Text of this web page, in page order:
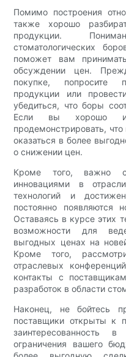
Помимо построения
также хорошо
продукции.
стоматологических
поможет вам
обсуждении цен.
покупке, попросите
продукции или
убедиться, что боры
Если вы хорошо
продемонстрировать,
оказаться в более
о снижении цен.
Кроме того, важно
инновациями в
технологий и
постоянно появляются
Оставаясь в курсе этих
возможности для
выгодных ценах на
Кроме того,
отраслевых
контакты с
разработок в области
Наконец, не бойтесь
поставщики открыты к
ограничения вашего